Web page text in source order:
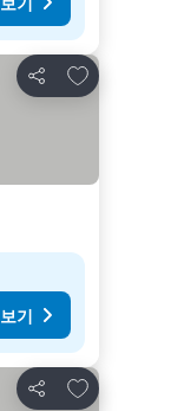
공유
즐겨찾기에
기
공유
즐겨찾기에